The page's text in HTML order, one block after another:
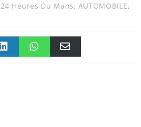
24 Heures Du Mans, AUTOMOBILE,